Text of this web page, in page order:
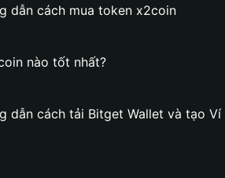
dẫn cách mua token x2coin
nào tốt nhất?
dẫn cách tải Bitget Wallet và tạo